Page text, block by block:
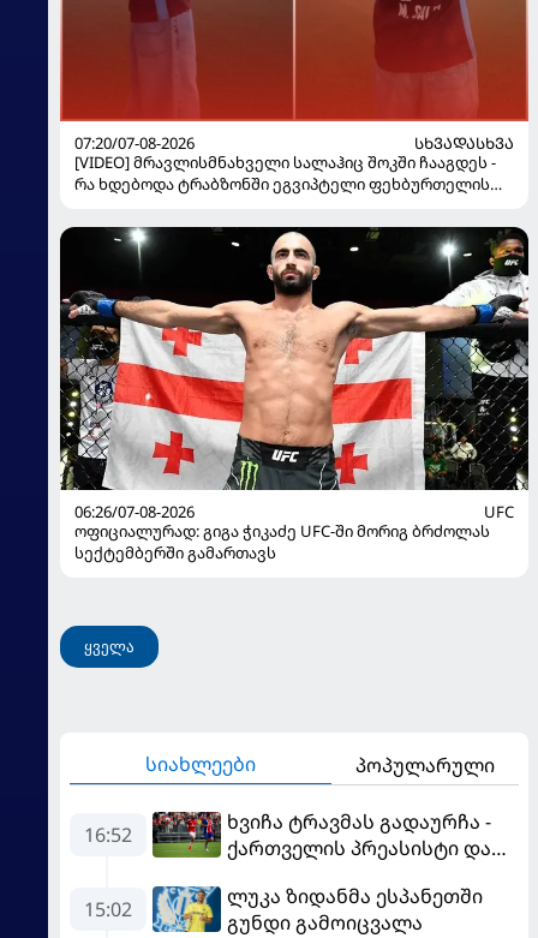
07:20/07-08-2026
ᲡᲮᲕᲐᲓᲐᲡᲮᲕᲐ
[VIDEO] მრავლისმნახველი სალაჰიც შოკში ჩააგდეს -
რა ხდებოდა ტრაბზონში ეგვიპტელი ფეხბურთელის
06:26/07-08-2026
UFC
ოფიციალურად: გიგა ჭიკაძე UFC-ში მორიგ ბრძოლას
სექტემბერში გამართავს
ყველა
სიახლეები პოპულარული
16:52
ხვიჩა ტრავმას გადაურჩა -
ქართველის პრეასისტი და
იუნაიტედთან"
15:02
ლუკა ზიდანმა ესპანეთში
გუნდი გამოიცვალა